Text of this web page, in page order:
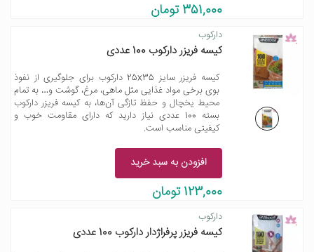
351,000 تومان
دارکوب
کیسه فریزر دارکوب 100 عددی
کیسه فریزر سایز 25x35 دارکوب برای جلوگیری از نفوذ
بوی برخی مواد غذایی مثل ماهی، مرغ، گوشت و… به تمام
محیط یخچال و حفظ تازگی آن‌ها، به کیسه فریزر دارکوب
بسته 100 عددی نیاز دارید که دارای مقاومت خوب و
کیفیتی مناسب است.
افزودن به سبد خرید
123,000 تومان
دارکوب
کیسه فریزر پرفراژدار دارکوب 100 عددی